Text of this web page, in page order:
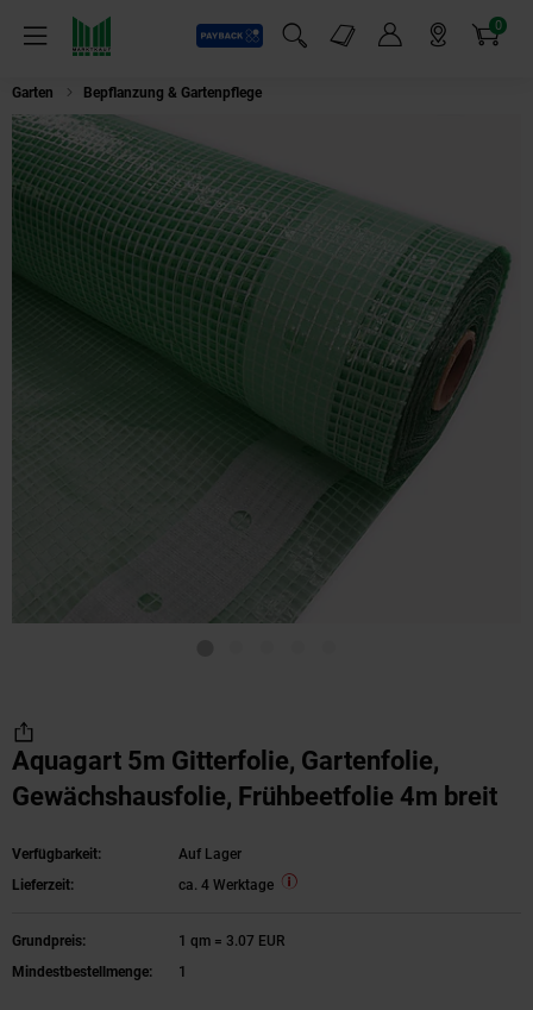
Menü
Payback
Suchfeld einblenden
Markt-Angebote 0
Artikel
Garten Bepflanzung & Gartenpflege
Aquagart 5m Gitterfolie, Gartenfolie,
Gewächshausfolie, Frühbeetfolie 4m breit
Verfügbarkeit:
Auf Lager
Lieferzeit:
ca. 4 Werktage
Grundpreis:
1 qm = 3.07 EUR
Mindestbestellmenge:
1